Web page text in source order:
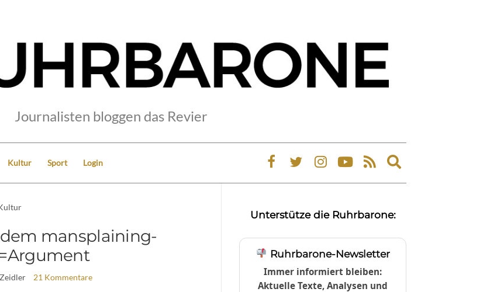
Journalisten bloggen das Revier
Kultur Sport Login
Expand
search
mansplaining-
21 Kommentare
Unterstütze die Ruhrbarone:
Ruhrbarone-Newsletter
Immer informiert bleiben:
Aktuelle Texte, Analysen und